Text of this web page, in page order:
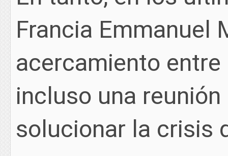
Francia Emmanuel
acercamiento
incluso una
solucionar la crisis